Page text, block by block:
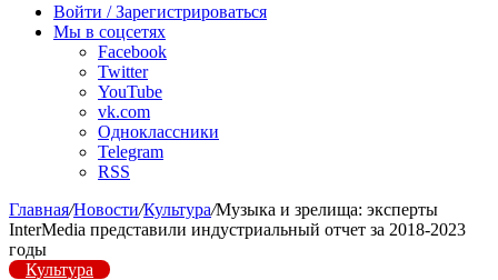
радио
Войти / Зарегистрироваться
Мы в соцсетях
Facebook
Twitter
YouTube
vk.com
Одноклассники
Telegram
RSS
Главная/Новости/Культура/Музыка и зрелища: эксперты
InterMedia представили индустриальный отчет за 2018-2023
годы
Культура